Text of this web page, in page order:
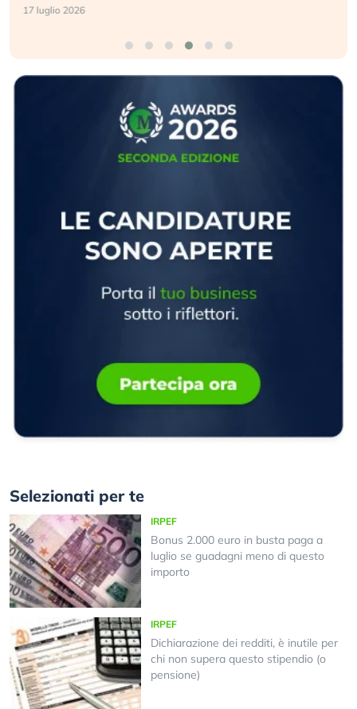
17 luglio 2026
Selezionati per te
IRPEF
Bonus 2.000 euro in busta paga a
luglio se guadagni meno di questo
importo
IRPEF
Dichiarazione dei redditi, è inutile per
chi non supera questo stipendio (o
pensione)